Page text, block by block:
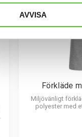
AVVISA
Förkläde
Miljövänligt
polyester med